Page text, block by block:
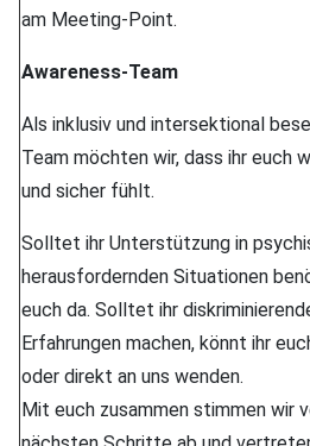
am Meeting-Point.
Awareness-Team
Als inklusiv und intersektional
Team möchten wir, dass ihr euch
und sicher fühlt.
Solltet ihr Unterstützung in
herausfordernden Situationen
euch da. Solltet ihr
Erfahrungen machen, könnt ihr
oder direkt an uns wenden.
Mit euch zusammen stimmen wir